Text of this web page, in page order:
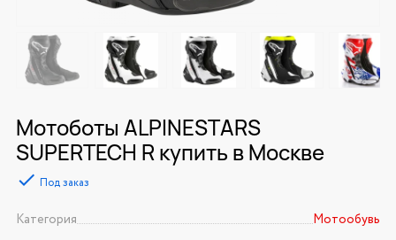
Мотоботы ALPINESTARS
SUPERTECH R купить в Москве
Под заказ
Категория
Мотообувь